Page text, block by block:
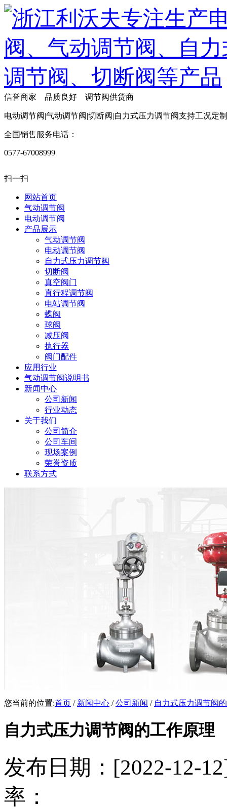
信誉商家 品质良好 调节阀供货商
电动调节阀|气动调节阀|切断阀|自力式压力调节阀支持工况定制
全国销售服务电话：
0577-67008999
扫一扫
网站首页
气动调节阀
电动调节阀
产品展示
气动调节阀
电动调节阀
自力式压力调节阀
切断阀
真空阀门
直行程调节阀
电站调节阀
蝶阀
球阀
减压阀
执行器
阀门配件
应用行业
气动调节阀说明书
新闻中心
公司新闻
行业动态
关于我们
公司简介
公司车间
现场案例
荣誉资质
联系方式
您当前的位置:首页 / 新闻中心 /公司新闻 / 自力式压力调节阀
自力式压力调节阀的工作原理
发布日期：[2022-12-
率：